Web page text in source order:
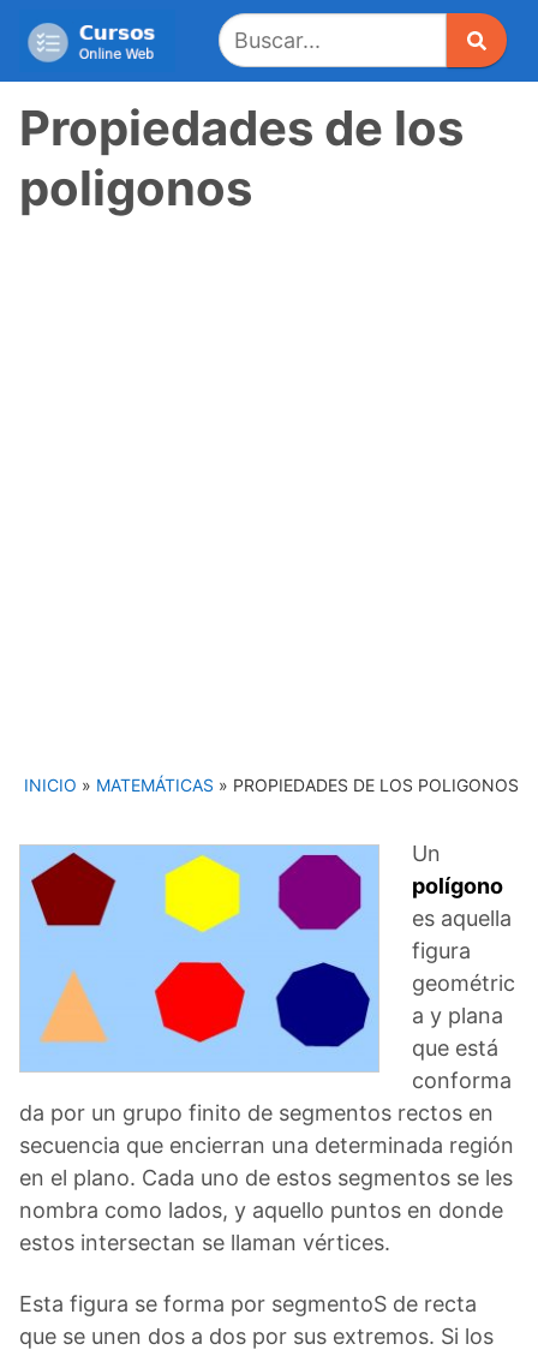
Propiedades de los
poligonos
INICIO » MATEMÁTICAS » PROPIEDADES DE LOS POLIGONOS
Un
polígono
es aquella
figura
geométric
a y plana
que está
conforma
da por un grupo finito de segmentos rectos en
secuencia que encierran una determinada región
en el plano. Cada uno de estos segmentos se les
nombra como lados, y aquello puntos en donde
estos intersectan se llaman vértices.
Esta figura se forma por segmentoS de recta
que se unen dos a dos por sus extremos. Si los